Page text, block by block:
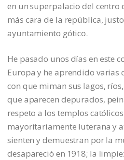
en un superpalacio del centro
más cara de la república,
ayuntamiento gótico.
He pasado unos días en este
Europa y he aprendido varias
con que miman sus lagos,
que aparecen depurados,
respeto a los templos
mayoritariamente luterana y
sienten y demuestran por la
desapareció en 1918; la